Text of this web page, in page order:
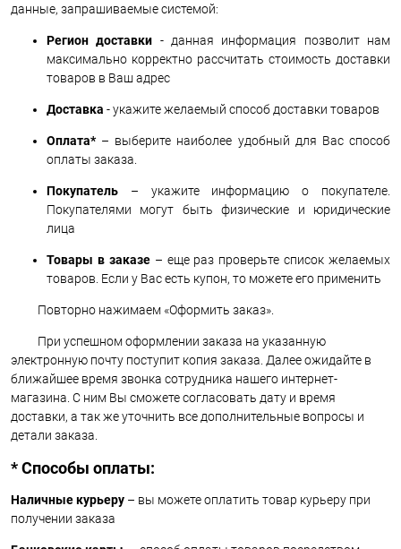
данные, запрашиваемые системой:
Регион доставки - данная информация позволит нам
максимально корректно рассчитать стоимость доставки
товаров в Ваш адрес
Доставка - укажите желаемый способ доставки товаров
Оплата* – выберите наиболее удобный для Вас способ
оплаты заказа.
Покупатель – укажите информацию о покупателе.
Покупателями могут быть физические и юридические
лица
Товары в заказе– еще раз проверьте список желаемых
товаров. Если у Вас есть купон, то можете его применить
Повторно нажимаем «Оформить заказ».
При успешном оформлении заказа на указанную
электронную почту поступит копия заказа. Далее ожидайте в
ближайшее время звонка сотрудника нашего интернет-
магазина. С ним Вы сможете согласовать дату и время
доставки, а так же уточнить все дополнительные вопросы и
детали заказа.
* Способы оплаты:
Наличные курьеру – вы можете оплатить товар курьеру при
получении заказа